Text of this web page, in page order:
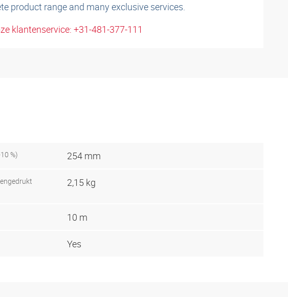
product range and many exclusive services.
klantenservice: +31-481-377-111
%) 254 mm
2,15 kg
10 m
Yes